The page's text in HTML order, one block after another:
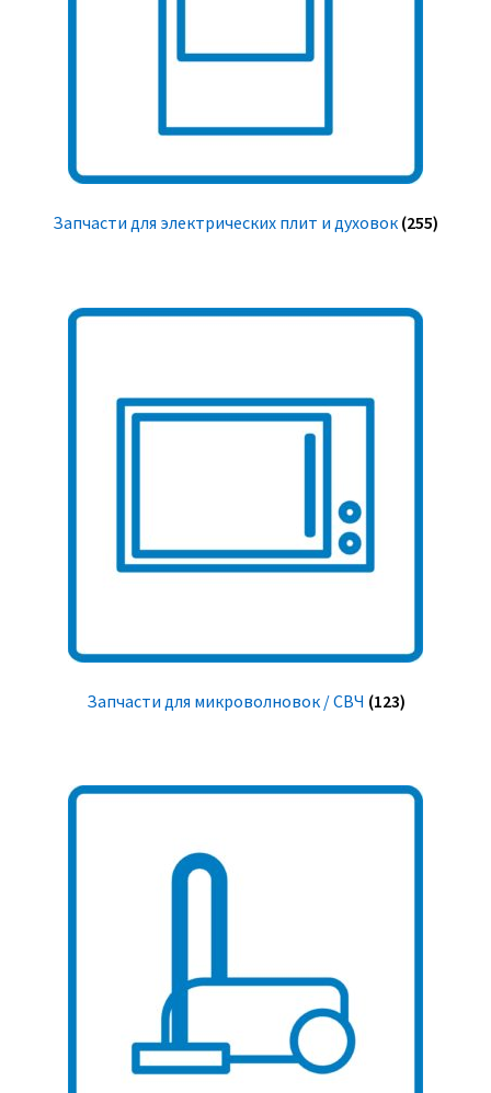
Запчасти для электрических плит и духовок (255)
Запчасти для микроволновок / СВЧ (123)